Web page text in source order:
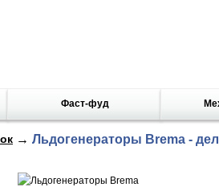
Фаст-фуд
→ Льдогенераторы Brema -